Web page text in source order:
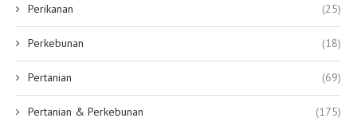
Perikanan (25)
Perkebunan (18)
Pertanian (69)
Pertanian & Perkebunan (175)